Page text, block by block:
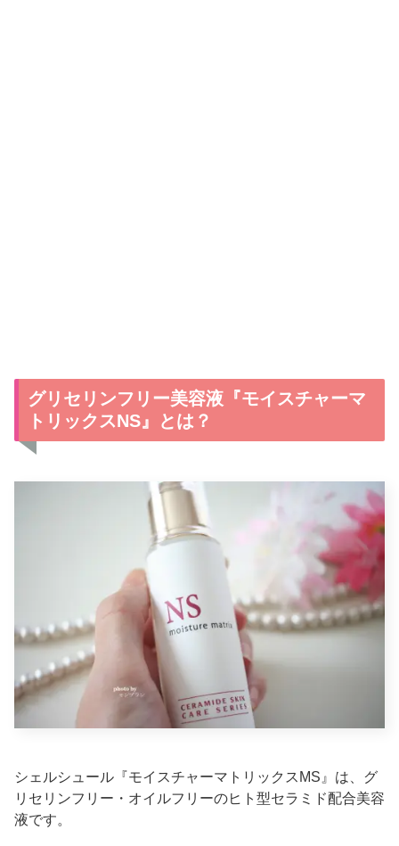
グリセリンフリー美容液『モイスチャーマ
トリックスNS』とは？
シェルシュール『モイスチャーマトリックスMS』は、グ
リセリンフリー・オイルフリーのヒト型セラミド配合美容
液です。